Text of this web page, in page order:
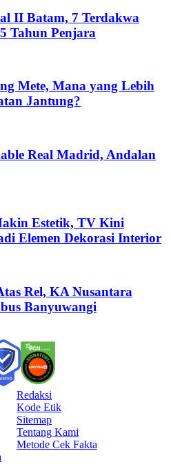
II Batam, 7 Terdakwa
Tahun Penjara
Mete, Mana yang Lebih
Jantung?
Real Madrid, Andalan
Estetik, TV Kini
Elemen Dekorasi Interior
Rel, KA Nusantara
Banyuwangi
Redaksi
Kode Etik
Sitemap
Tentang Kami
Metode Cek Fakta